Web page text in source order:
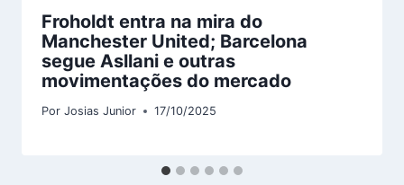
Froholdt entra na mira do
Manchester United; Barcelona
segue Asllani e outras
movimentações do mercado
Por Josias Junior 17/10/2025